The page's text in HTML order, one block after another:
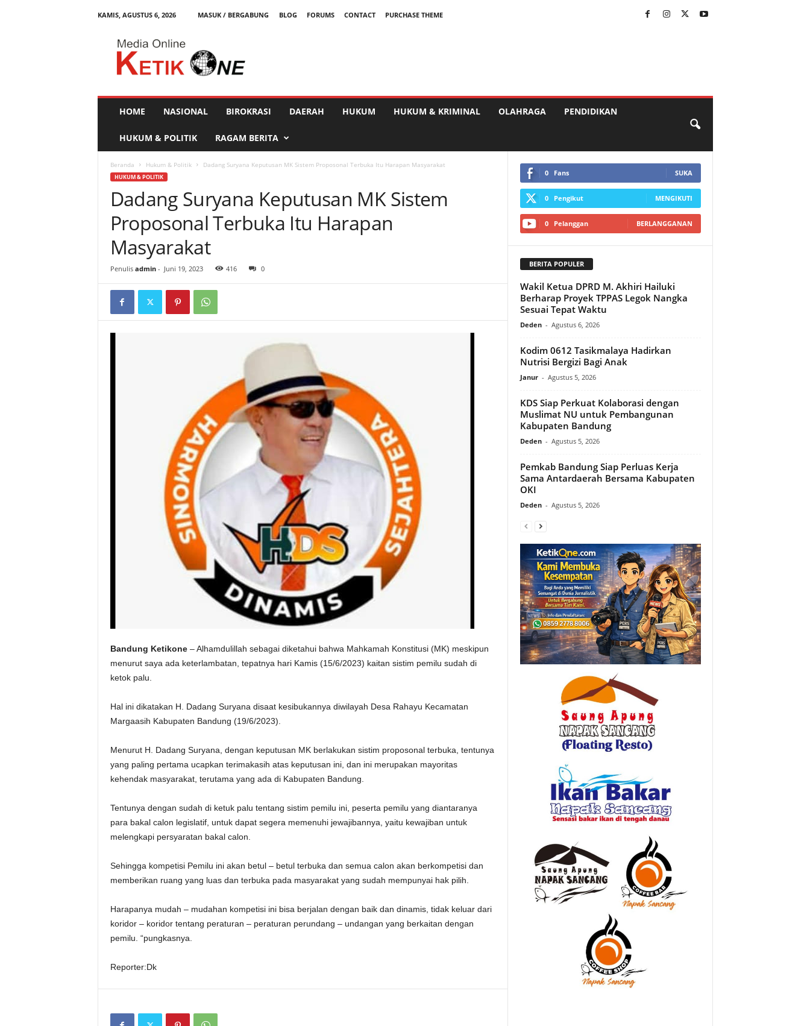
KAMIS, AGUSTUS 6, 2026 MASUK / BERGABUNG BLOG FORUMS CONTACT
PURCHASE THEME
HOME NASIONAL BIROKRASI DAERAH HUKUM HUKUM & KRIMINAL OLAHRAGA PENDIDIKAN
HUKUM & POLITIK RAGAM BERITA
Beranda Hukum & Politik Dadang Suryana Keputusan MK Sistem Proposonal Terbuka Itu Harapan Masyarakat
HUKUM & POLITIK
Dadang Suryana Keputusan MK Sistem
Proposonal Terbuka Itu Harapan
Masyarakat
Penulis admin- Juni 19, 2023 416 0
Bandung Ketikone– Alhamdulillah sebagai diketahui bahwa Mahkamah Konstitusi (MK) meskipun
menurut saya ada keterlambatan, tepatnya hari Kamis (15/6/2023) kaitan sistim pemilu sudah di
ketok palu.
Hal ini dikatakan H. Dadang Suryana disaat kesibukannya diwilayah Desa Rahayu Kecamatan
Margaasih Kabupaten Bandung (19/6/2023).
Menurut H. Dadang Suryana, dengan keputusan MK berlakukan sistim proposonal terbuka, tentunya
yang paling pertama ucapkan terimakasih atas keputusan ini, dan ini merupakan mayoritas
kehendak masyarakat, terutama yang ada di Kabupaten Bandung.
Tentunya dengan sudah di ketuk palu tentang sistim pemilu ini, peserta pemilu yang diantaranya
para bakal calon legislatif, untuk dapat segera memenuhi jewajibannya, yaitu kewajiban untuk
melengkapi persyaratan bakal calon.
Sehingga kompetisi Pemilu ini akan betul – betul terbuka dan semua calon akan berkompetisi dan
memberikan ruang yang luas dan terbuka pada masyarakat yang sudah mempunyai hak pilih.
Harapanya mudah – mudahan kompetisi ini bisa berjalan dengan baik dan dinamis, tidak keluar dari
koridor – koridor tentang peraturan – peraturan perundang – undangan yang berkaitan dengan
pemilu. “pungkasnya.
Reporter:Dk
0 Fans SUKA
0 Pengikut MENGIKUTI
0 Pelanggan BERLANGGANAN
BERITA POPULER
Wakil Ketua DPRD M. Akhiri Hailuki
Berharap Proyek TPPAS Legok Nangka
Sesuai Tepat Waktu
Deden - Agustus 6, 2026
Kodim 0612 Tasikmalaya Hadirkan
Nutrisi Bergizi Bagi Anak
Janur - Agustus 5, 2026
KDS Siap Perkuat Kolaborasi dengan
Muslimat NU untuk Pembangunan
Kabupaten Bandung
Deden - Agustus 5, 2026
Pemkab Bandung Siap Perluas Kerja
Sama Antardaerah Bersama Kabupaten
OKI
Deden - Agustus 5, 2026